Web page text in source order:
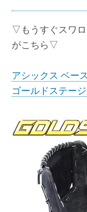
▽もうすぐスワ
がこちら▽
アシックス ベー
ゴールドステー